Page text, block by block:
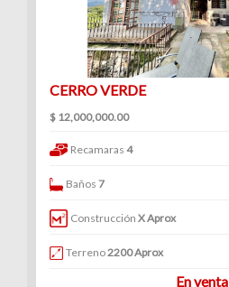
CERRO VERDE
$ 12,000,000.00
Recamaras 4
Baños7
Construcción X Aprox
Terreno2200 Aprox
En venta